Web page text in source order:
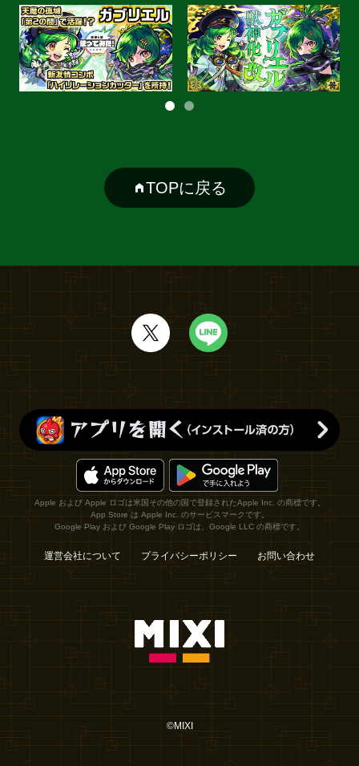
TOPに戻る
Apple および Apple ロゴは米国その他の国で登録されたApple Inc. の商標です。
App Store は Apple Inc. のサービスマークです。
Google Play および Google Play ロゴは、Google LLC の商標です。
運営会社について プライバシーポリシー お問い合わせ
©MIXI